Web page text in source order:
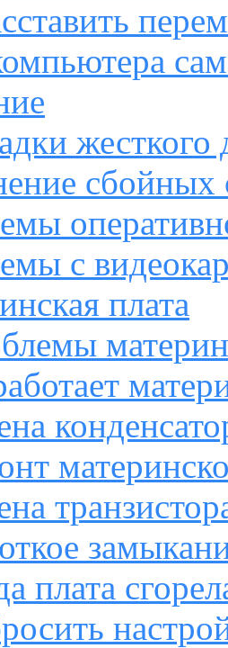
жесткого
сбойных
с
плата
плата